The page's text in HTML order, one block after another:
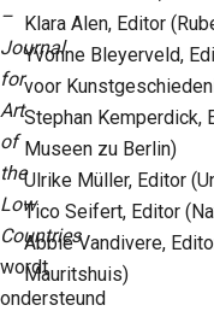
–
Journal
for
Art
of
the
Low
Countries
wordt
ondersteund
Klara Alen, Editor
Yvonne Bleyerveld,
voor
Stephan Kemperdick,
Museen zu Berlin)
Ulrike Müller, Editor
Tico Seifert, Editor
Abbie Vandivere,
Mauritshuis)